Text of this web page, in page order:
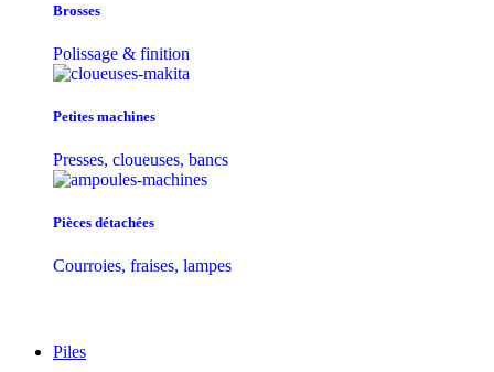
Brosses
Polissage & finition
Petites machines
Presses, cloueuses, bancs
Pièces détachées
Courroies, fraises, lampes
Piles